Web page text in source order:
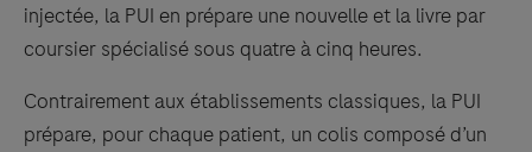
injectée, la PUI en prépare une nouvelle et la livre par
coursier spécialisé sous quatre à cinq heures.
Contrairement aux établissements classiques, la PUI
prépare, pour chaque patient, un colis composé d’un